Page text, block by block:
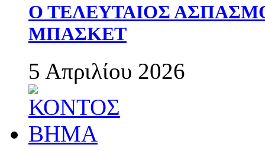
Ο ΤΕΛΕΥΤΑΙΟΣ
ΜΠΑΣΚΕΤ
5 Απριλίου 2026